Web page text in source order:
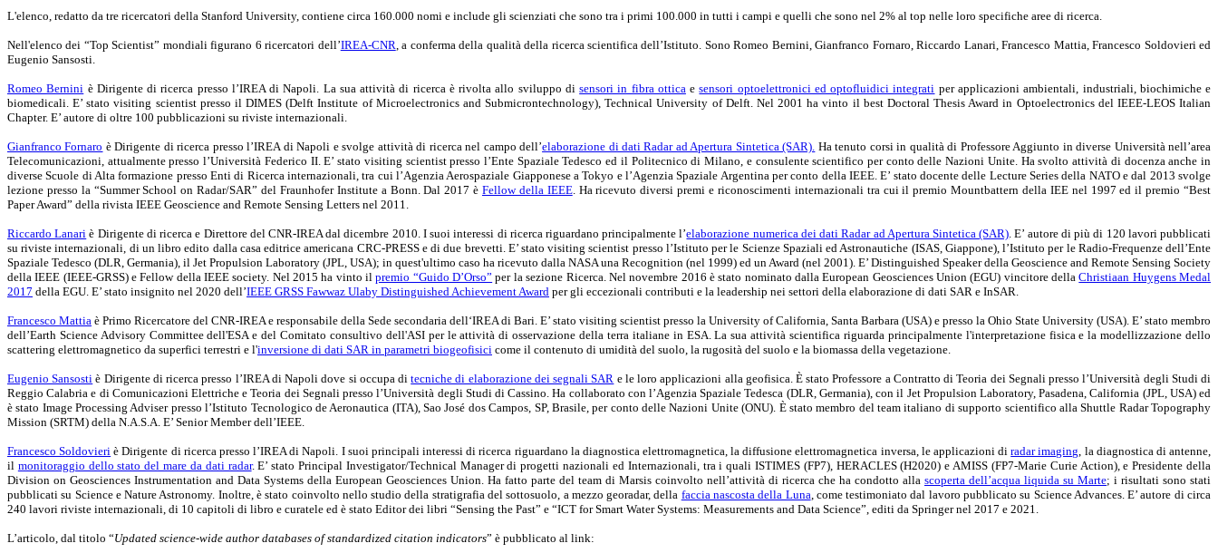
L'elenco, redatto da tre ricercatori della Stanford University, contiene circa 160.000 nomi e include gli scienziati che sono tra i primi 100.000 in tutti i campi e quelli che sono nel 2% al top nelle loro specifiche aree di ricerca.
Nell'elenco dei “Top Scientist” mondiali figurano 6 ricercatori dell’IREA-CNR , a conferma della qualità della ricerca scientifica dell’Istituto. Sono Romeo Bernini, Gianfranco Fornaro, Riccardo Lanari, Francesco Mattia, Francesco Soldovieri ed
Eugenio Sansosti.
Romeo Bernini è Dirigente di ricerca presso l’IREA di Napoli. La sua attività di ricerca è rivolta allo sviluppo disensori in fibra ottica esensori optoelettronici ed optofluidici integrati per applicazioni ambientali, industriali, biochimiche e
biomedicali. E’ stato visiting scientist presso il DIMES (Delft Institute of Microelectronics and Submicrontechnology), Technical University of Delft. Nel 2001 ha vinto il best Doctoral Thesis Award in Optoelectronics del IEEE-LEOS Italian
Chapter. E’ autore di oltre 100 pubblicazioni su riviste internazionali.
Gianfranco Fornaro è Dirigente di ricerca presso l’IREA di Napoli e svolge attività di ricerca nel campo dell’elaborazione di dati Radar ad Apertura Sintetica (SAR). Ha tenuto corsi in qualità di Professore Aggiunto in diverse Università nell’area
Telecomunicazioni, attualmente presso l’Università Federico II. E’ stato visiting scientist presso l’Ente Spaziale Tedesco ed il Politecnico di Milano, e consulente scientifico per conto delle Nazioni Unite. Ha svolto attività di docenza anche in
diverse Scuole di Alta formazione presso Enti di Ricerca internazionali, tra cui l’Agenzia Aerospaziale Giapponese a Tokyo e l’Agenzia Spaziale Argentina per conto della IEEE. E’ stato docente delle Lecture Series della NATO e dal 2013 svolge
lezione presso la “Summer School on Radar/SAR” del Fraunhofer Institute a Bonn. Dal 2017 è Fellow della IEEE. Ha ricevuto diversi premi e riconoscimenti internazionali tra cui il premio Mountbattern della IEE nel 1997 ed il premio “Best
Paper Award” della rivista IEEE Geoscience and Remote Sensing Letters nel 2011.
Riccardo Lanari è Dirigente di ricerca e Direttore del CNR-IREA dal dicembre 2010. I suoi interessi di ricerca riguardano principalmente l’elaborazione numerica dei dati Radar ad Apertura Sintetica (SAR) . E’ autore di più di 120 lavori pubblicati
su riviste internazionali, di un libro edito dalla casa editrice americana CRC-PRESS e di due brevetti. E’ stato visiting scientist presso l’Istituto per le Scienze Spaziali ed Astronautiche (ISAS, Giappone), l’Istituto per le Radio-Frequenze dell’Ente
Spaziale Tedesco (DLR, Germania), il Jet Propulsion Laboratory (JPL, USA); in quest'ultimo caso ha ricevuto dalla NASA una Recognition (nel 1999) ed un Award (nel 2001). E’ Distinguished Speaker della Geoscience and Remote Sensing Society
della IEEE (IEEE-GRSS) e Fellow della IEEE society. Nel 2015 ha vinto ilpremio “Guido D’Orso” per la sezione Ricerca. Nel novembre 2016 è stato nominato dalla European Geosciences Union (EGU) vincitore dellaChristiaan Huygens Medal
2017 della EGU. E’ stato insignito nel 2020 dell’IEEE GRSS Fawwaz Ulaby Distinguished Achievement Award per gli eccezionali contributi e la leadership nei settori della elaborazione di dati SAR e InSAR.
Francesco Mattia è Primo Ricercatore del CNR-IREA e responsabile della Sede secondaria dell‘IREA di Bari. E’ stato visiting scientist presso la University of California, Santa Barbara (USA) e presso la Ohio State University (USA). E’ stato membro
dell’Earth Science Advisory Committee dell'ESA e del Comitato consultivo dell'ASI per le attività di osservazione della terra italiane in ESA. La sua attività scientifica riguarda principalmente l'interpretazione fisica e la modellizzazione dello
scattering elettromagnetico da superfici terrestri e l'inversione di dati SAR in parametri biogeofisici come il contenuto di umidità del suolo, la rugosità del suolo e la biomassa della vegetazione.
Eugenio Sansosti è Dirigente di ricerca presso l’IREA di Napoli dove si occupa ditecniche di elaborazione dei segnali SAR e le loro applicazioni alla geofisica. È stato Professore a Contratto di Teoria dei Segnali presso l’Università degli Studi di
Reggio Calabria e di Comunicazioni Elettriche e Teoria dei Segnali presso l’Università degli Studi di Cassino. Ha collaborato con l’Agenzia Spaziale Tedesca (DLR, Germania), con il Jet Propulsion Laboratory, Pasadena, California (JPL, USA) ed
è stato Image Processing Adviser presso l’Istituto Tecnologico de Aeronautica (ITA), Sao José dos Campos, SP, Brasile, per conto delle Nazioni Unite (ONU). È stato membro del team italiano di supporto scientifico alla Shuttle Radar Topography
Mission (SRTM) della N.A.S.A. E’ Senior Member dell’IEEE.
Francesco Soldovieri è Dirigente di ricerca presso l’IREA di Napoli. I suoi principali interessi di ricerca riguardano la diagnostica elettromagnetica, la diffusione elettromagnetica inversa, le applicazioni diradar imaging , la diagnostica di antenne,
il monitoraggio dello stato del mare da dati radar. E’ stato Principal Investigator/Technical Manager di progetti nazionali ed Internazionali, tra i quali ISTIMES (FP7), HERACLES (H2020) e AMISS (FP7-Marie Curie Action), e Presidente della
Division on Geosciences Instrumentation and Data Systems della European Geosciences Union. Ha fatto parte del team di Marsis coinvolto nell’attività di ricerca che ha condotto alla scoperta dell’acqua liquida su Marte; i risultati sono stati
pubblicati su Science e Nature Astronomy. Inoltre, è stato coinvolto nello studio della stratigrafia del sottosuolo, a mezzo georadar, della faccia nascosta della Luna , come testimoniato dal lavoro pubblicato su Science Advances. E’ autore di circa
240 lavori riviste internazionali, di 10 capitoli di libro e curatele ed è stato Editor dei libri “Sensing the Past” e “ICT for Smart Water Systems: Measurements and Data Science”, editi da Springer nel 2017 e 2021.
L’articolo, dal titolo “Updated science-wide author databases of standardized citation indicators” è pubblicato al link: